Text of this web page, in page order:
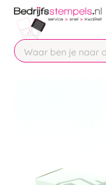
Chatbot
Chat
Contact